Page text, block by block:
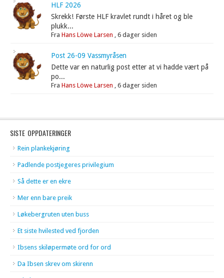
HLF 2026
Skrekk! Første HLF kravlet rundt i håret og ble
plukk...
FraHans Löwe Larsen ,6 dager siden
Post 26-09 Vassmyråsen
Dette var en naturlig post etter at vi hadde vært på
po...
FraHans Löwe Larsen ,6 dager siden
SISTE OPPDATERINGER
Rein plankekjøring
Padlende postjegeres privilegium
Så dette er en ekre
Mer enn bare preik
Løkebergruten uten buss
Et siste hvilested ved fjorden
Ibsens skiløpermøte ord for ord
Da Ibsen skrev om skirenn